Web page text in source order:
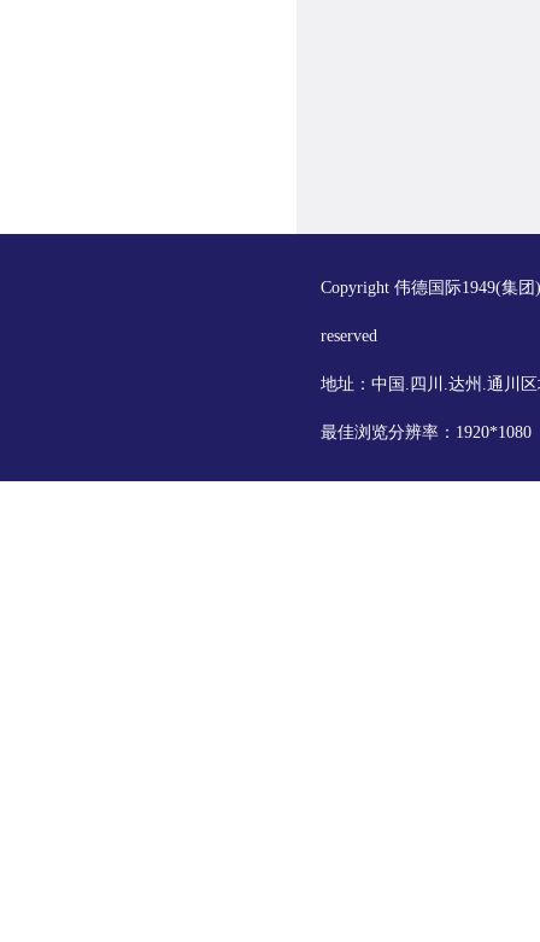
Copyright 伟德国际1949(集
reserved
地址：中国.四川.达州.通川
最佳浏览分辨率：1920*1080